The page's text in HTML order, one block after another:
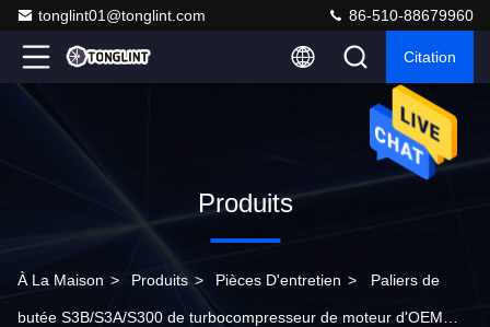
tonglint01@tonglint.com 86-510-88679960
Citation
Produits
À La Maison > Produits > Pièces D'entretien > Paliers de
butée S3B/S3A/S300 de turbocompresseur de moteur d'OEM